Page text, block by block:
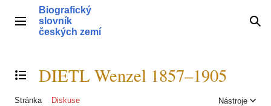
obsahHlavní menu
Biografický
slovník
českých zemí
Přepnout obsah
DIETL Wenzel 1857–1905
Stránka Diskuse Nástroje